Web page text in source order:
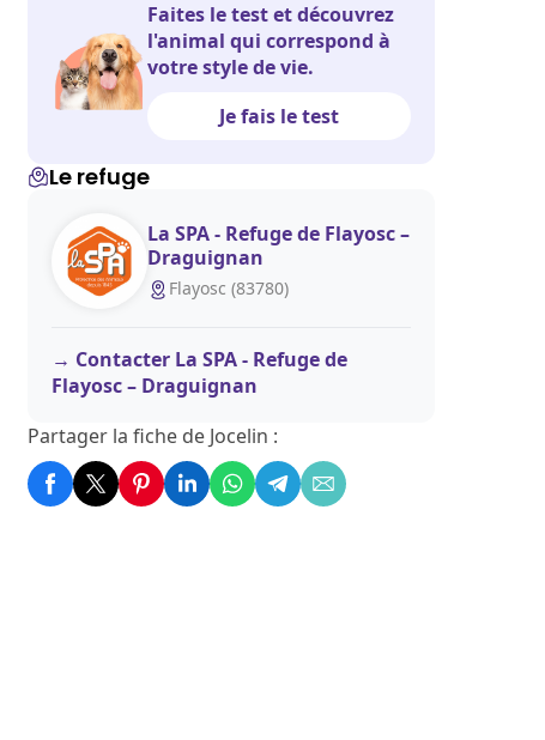
Faites le test et découvrez
l'animal qui correspond à
votre style de vie.
Je fais le test
Le refuge
La SPA - Refuge de Flayosc –
Draguignan
Flayosc (83780)
Contacter La SPA - Refuge de
Flayosc – Draguignan
Partager la fiche de Jocelin :